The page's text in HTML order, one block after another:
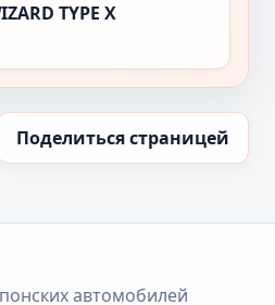
TYPE X
Поделиться страницей
автомобилей